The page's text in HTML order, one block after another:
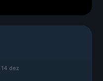
14 dez